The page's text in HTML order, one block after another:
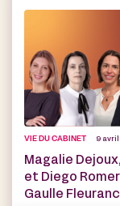
VIE DU CABINET 9 avril
Magalie
et Diego
Gaulle